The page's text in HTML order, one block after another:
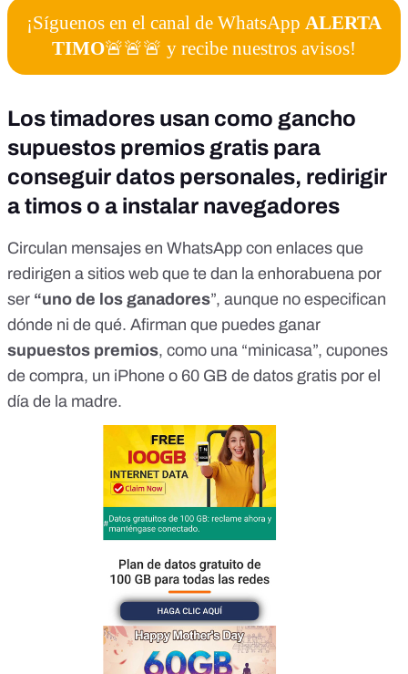
¡Síguenos en el canal de WhatsApp ALERTA
TIMO🚨🚨🚨 y recibe nuestros avisos!
Los timadores usan como gancho
supuestos premios gratis para
conseguir datos personales, redirigir
a timos o a instalar navegadores
Circulan mensajes en WhatsApp con enlaces que
redirigen a sitios web que te dan la enhorabuena por
ser “uno de los ganadores”, aunque no especifican
dónde ni de qué. Afirman que puedes ganar
supuestos premios, como una “minicasa”, cupones
de compra, un iPhone o 60 GB de datos gratis por el
día de la madre.